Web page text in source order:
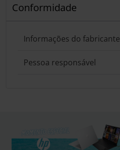
Conformidade
Informações do fabricante
Pessoa responsável